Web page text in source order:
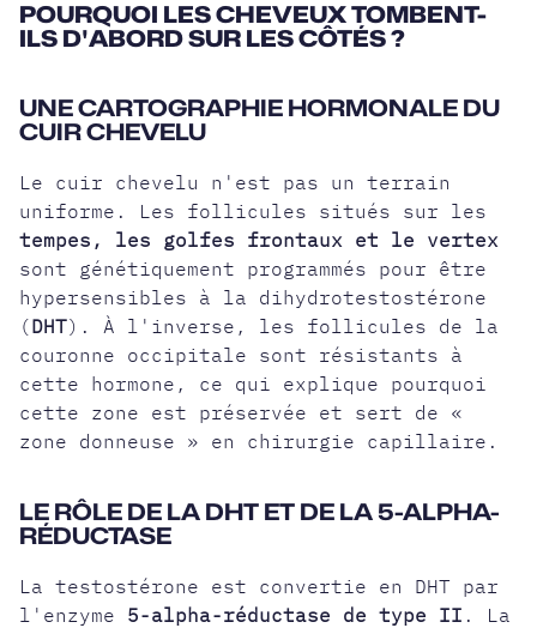
POURQUOI LES CHEVEUX TOMBENT-
ILS D'ABORD SUR LES CÔTÉS ?
UNE CARTOGRAPHIE HORMONALE DU
CUIR CHEVELU
Le cuir chevelu n'est pas un terrain
uniforme. Les follicules situés sur les
tempes , les golfes frontaux et le vertex
sont génétiquement programmés pour être
hypersensibles à la dihydrotestostérone
(DHT). À l'inverse, les follicules de la
couronne occipitale sont résistants à
cette hormone, ce qui explique pourquoi
cette zone est préservée et sert de «
zone donneuse » en chirurgie capillaire.
LE RÔLE DE LA DHT ET DE LA 5-ALPHA-
RÉDUCTASE
La testostérone est convertie en DHT par
l'enzyme 5-alpha-réductase de type II . La